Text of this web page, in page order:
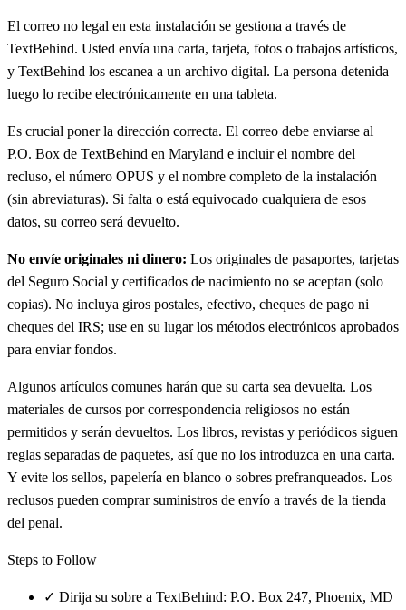
El correo no legal en esta instalación se gestiona a través de
TextBehind. Usted envía una carta, tarjeta, fotos o trabajos artísticos,
y TextBehind los escanea a un archivo digital. La persona detenida
luego lo recibe electrónicamente en una tableta.
Es crucial poner la dirección correcta. El correo debe enviarse al
P.O. Box de TextBehind en Maryland e incluir el nombre del
recluso, el número OPUS y el nombre completo de la instalación
(sin abreviaturas). Si falta o está equivocado cualquiera de esos
datos, su correo será devuelto.
No envíe originales ni dinero: Los originales de pasaportes, tarjetas
del Seguro Social y certificados de nacimiento no se aceptan (solo
copias). No incluya giros postales, efectivo, cheques de pago ni
cheques del IRS; use en su lugar los métodos electrónicos aprobados
para enviar fondos.
Algunos artículos comunes harán que su carta sea devuelta. Los
materiales de cursos por correspondencia religiosos no están
permitidos y serán devueltos. Los libros, revistas y periódicos siguen
reglas separadas de paquetes, así que no los introduzca en una carta.
Y evite los sellos, papelería en blanco o sobres prefranqueados. Los
reclusos pueden comprar suministros de envío a través de la tienda
del penal.
Steps to Follow
✓ Dirija su sobre a TextBehind: P.O. Box 247, Phoenix, MD